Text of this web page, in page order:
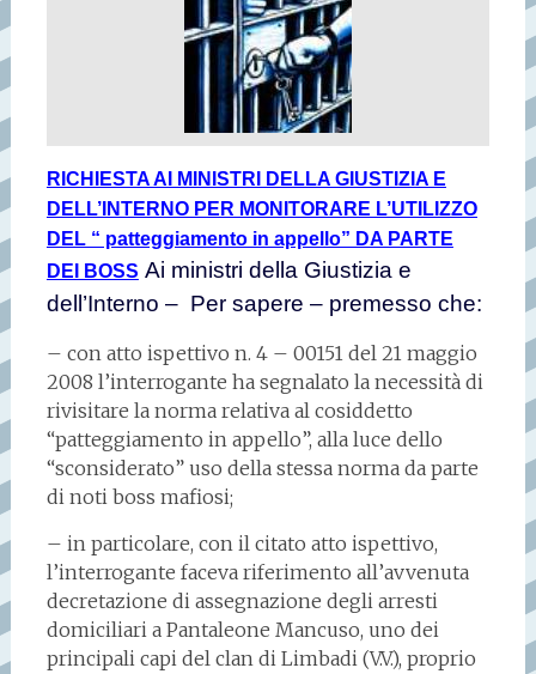
RICHIESTA AI MINISTRI DELLA GIUSTIZIA E
DELL’INTERNO PER MONITORARE L’UTILIZZO
DEL “ patteggiamento in appello” DA PARTE
DEI BOSS Ai ministri della Giustizia e
dell’Interno – Per sapere – premesso che:
– con atto ispettivo n. 4 – 00151 del 21 maggio
2008 l’interrogante ha segnalato la necessità di
rivisitare la norma relativa al cosiddetto
“patteggiamento in appello”, alla luce dello
“sconsiderato” uso della stessa norma da parte
di noti boss mafiosi;
– in particolare, con il citato atto ispettivo,
l’interrogante faceva riferimento all’avvenuta
decretazione di assegnazione degli arresti
domiciliari a Pantaleone Mancuso, uno dei
principali capi del clan di Limbadi (V.V.), proprio